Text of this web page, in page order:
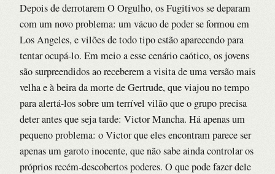
Depois de derrotarem O Orgulho, os Fugitivos se deparam
com um novo problema: um vácuo de poder se formou em
Los Angeles, e vilões de todo tipo estão aparecendo para
tentar ocupá-lo. Em meio a esse cenário caótico, os jovens
são surpreendidos ao receberem a visita de uma versão mais
velha e à beira da morte de Gertrude, que viajou no tempo
para alertá-los sobre um terrível vilão que o grupo precisa
deter antes que seja tarde: Victor Mancha. Há apenas um
pequeno problema: o Victor que eles encontram parece ser
apenas um garoto inocente, que não sabe ainda controlar os
próprios recém-descobertos poderes. O que pode fazer dele